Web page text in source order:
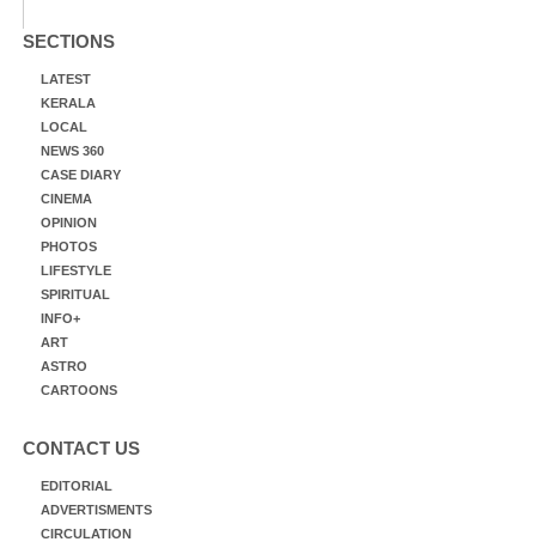
SECTIONS
LATEST
KERALA
LOCAL
NEWS 360
CASE DIARY
CINEMA
OPINION
PHOTOS
LIFESTYLE
SPIRITUAL
INFO+
ART
ASTRO
CARTOONS
CONTACT US
EDITORIAL
ADVERTISMENTS
CIRCULATION